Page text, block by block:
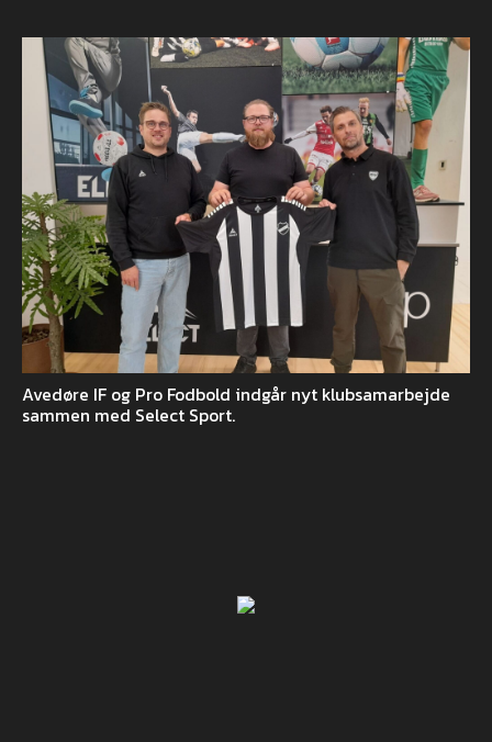
Avedøre IF og Pro Fodbold indgår nyt klubsamarbejde
sammen med Select Sport.